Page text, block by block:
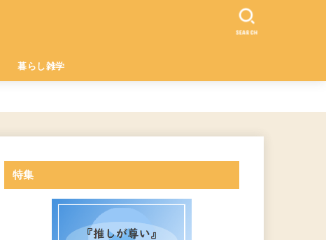
暮らし雑学
SEARCH
特集